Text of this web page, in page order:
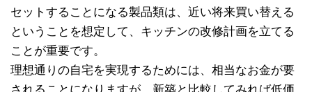
セットすることになる製品類は、近い将来買い替える
ということを想定して、キッチンの改修計画を立てる
ことが重要です。
理想通りの自宅を実現するためには、相当なお金が要
されることになりますが、新築と比較してみれば低価